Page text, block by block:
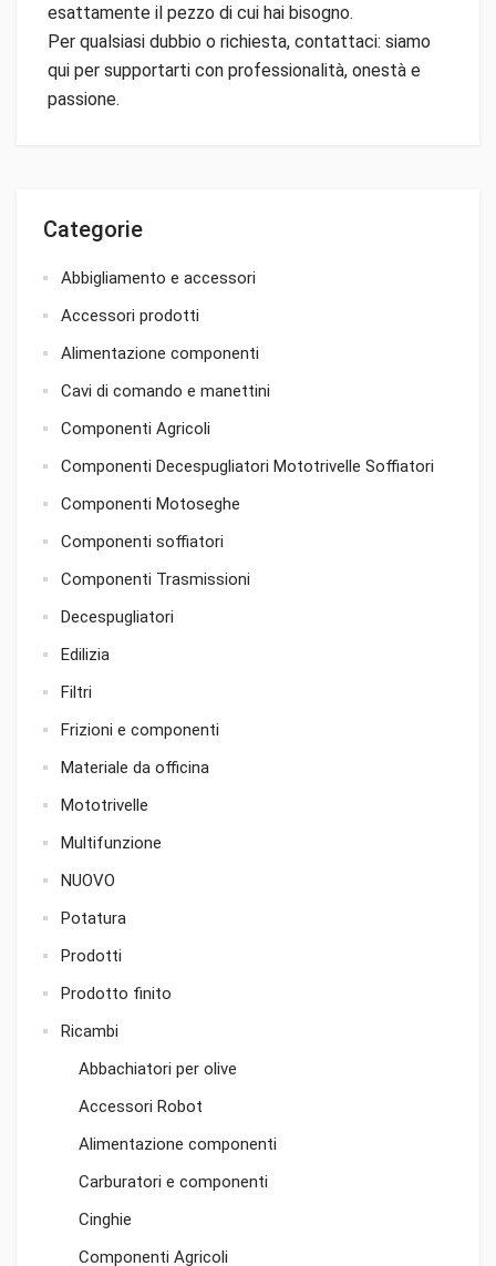
Categorie
Abbigliamento e accessori
Accessori prodotti
Alimentazione componenti
Cavi di comando e manettini
Componenti Agricoli
Componenti Decespugliatori Mototrivelle Soffiatori
Componenti Motoseghe
Componenti soffiatori
Componenti Trasmissioni
Decespugliatori
Edilizia
Filtri
Frizioni e componenti
Materiale da officina
Mototrivelle
Multifunzione
NUOVO
Potatura
Prodotti
Prodotto finito
Ricambi
Abbachiatori per olive
Accessori Robot
Alimentazione componenti
Carburatori e componenti
Cinghie
Componenti Agricoli
esattamente il pezzo di cui hai bisogno.
Per qualsiasi dubbio o richiesta, contattaci: siamo
qui per supportarti con professionalità, onestà e
passione.